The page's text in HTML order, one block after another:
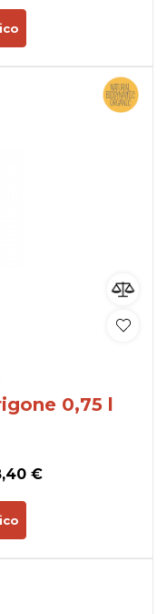
0,75 l
€